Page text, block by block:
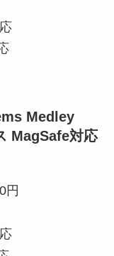
Medley
MagSafe対応
円